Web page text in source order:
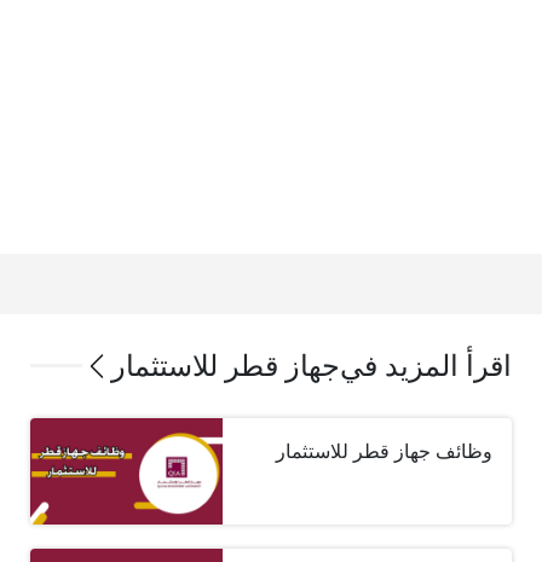
اقرأ المزيد فيجهاز قطر للاستثمار
وظائف جهاز قطر للاستثمار